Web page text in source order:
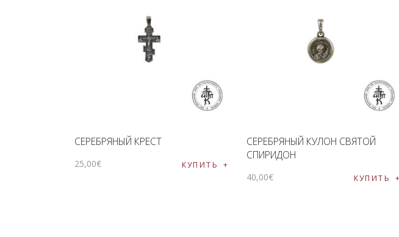
СЕРЕБРЯНЫЙ КРЕСТ
25,00€ КУПИТЬ
СЕРЕБРЯНЫЙ КУЛОН СВЯТОЙ
СПИРИДОН
40,00€ КУПИТЬ